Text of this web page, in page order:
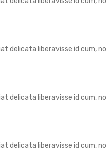
delicata liberavisse id cum, no
delicata liberavisse id cum, no
delicata liberavisse id cum, no